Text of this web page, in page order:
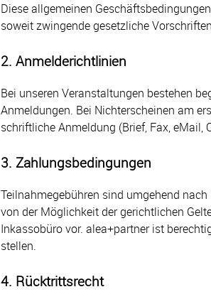
Diese allgemeinen
soweit zwingende gesetzliche
2. Anmelderichtlinien
Bei unseren Veranstaltungen bestehen
Anmeldungen. Bei Nichterscheinen am
schriftliche Anmeldung (Brief, Fax,
3. Zahlungsbedingungen
Teilnahmegebühren sind umgehend
von der Möglichkeit der gerichtlichen
Inkassobüro vor. alea+partner ist
stellen.
4. Rücktrittsrecht